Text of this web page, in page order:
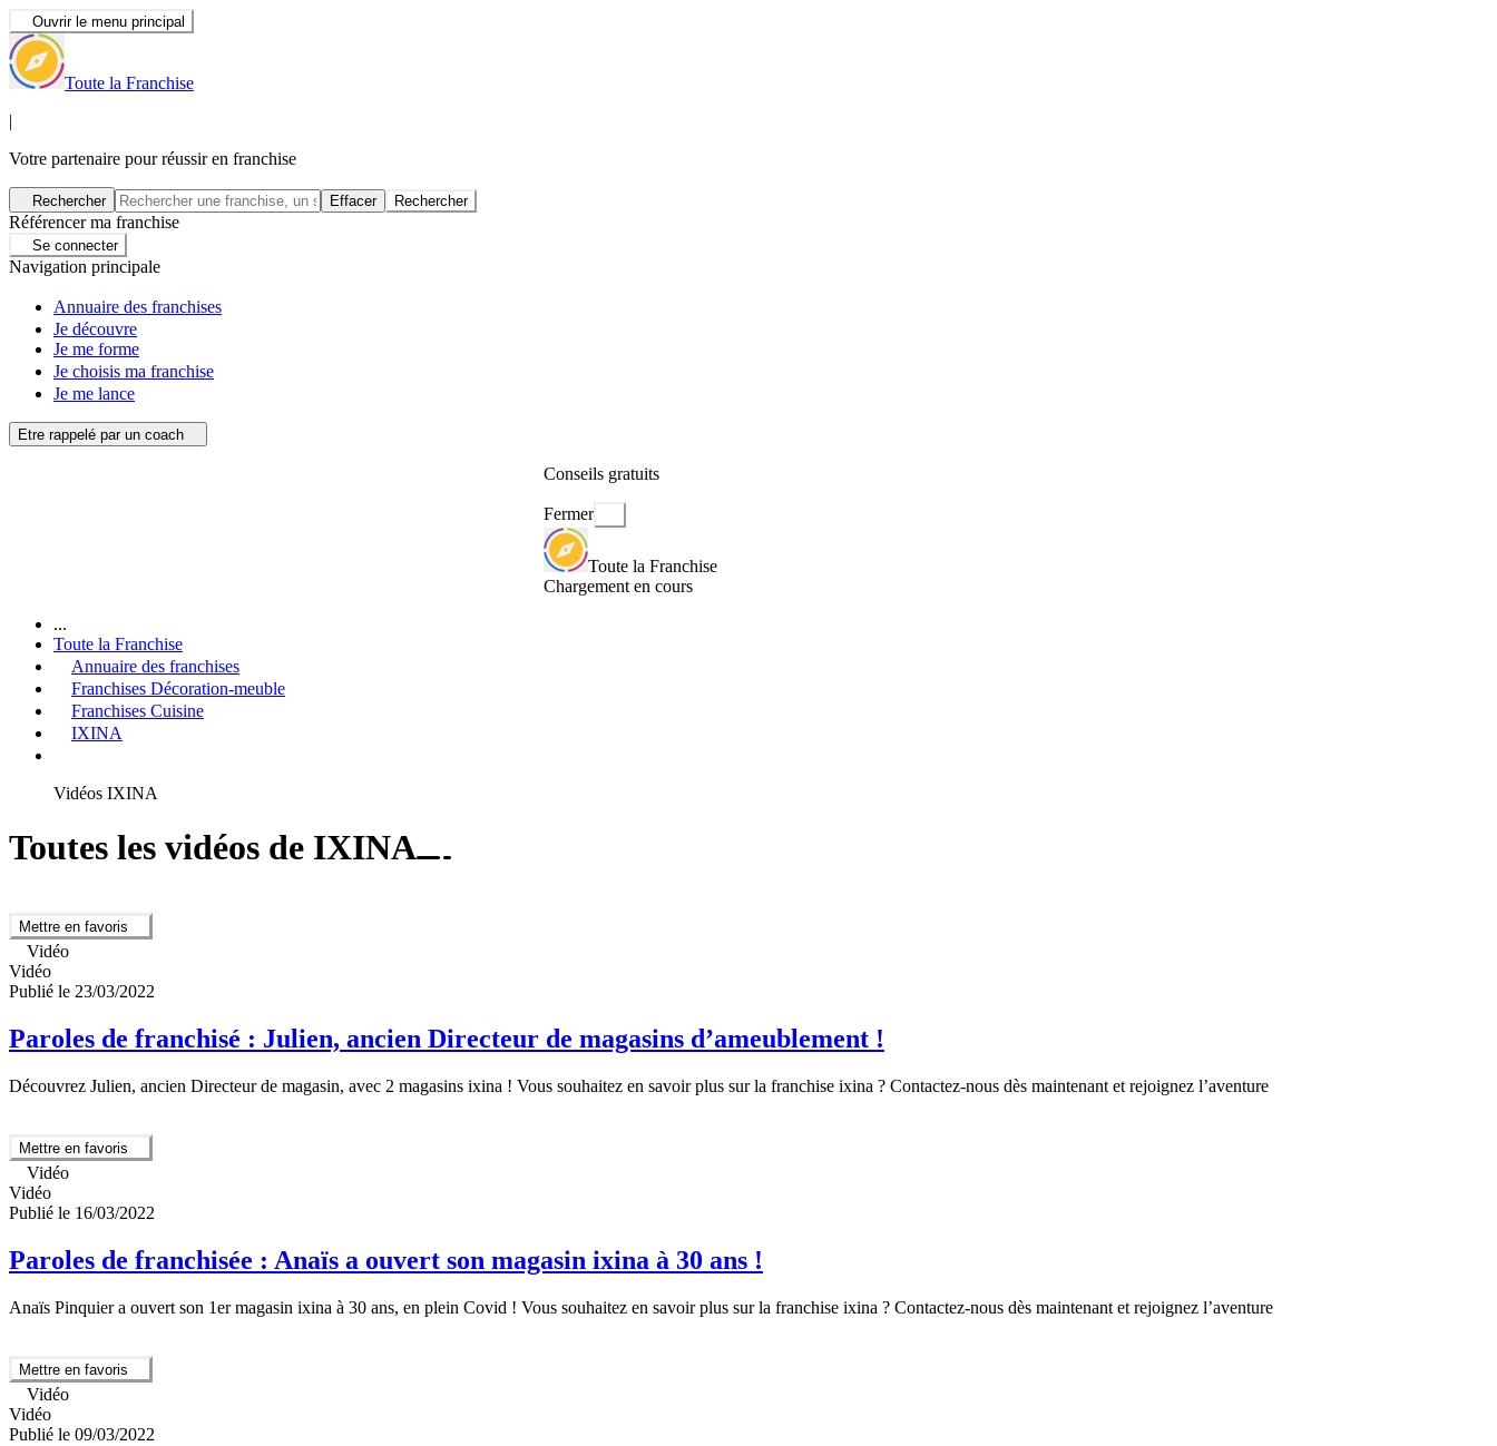
Ouvrir le menu principal
Toute la Franchise
|
Votre partenaire pour réussir en franchise
Rechercher Effacer Rechercher
Référencer ma franchise
Se connecter
Navigation principale
Annuaire des franchises
Je découvre
Je me forme
Je choisis ma franchise
Je me lance
Etre rappelé par un coach
Conseils gratuits
Fermer
Toute la Franchise
Chargement en cours
...
Toute la Franchise
Annuaire des franchises
Franchises Décoration-meuble
Franchises Cuisine
IXINA
Vidéos IXINA
Toutes les vidéos de IXINA
Mettre en favoris
Vidéo
Vidéo
Publié le 23/03/2022
Paroles de franchisé : Julien, ancien Directeur de magasins d’ameublement !
Découvrez Julien, ancien Directeur de magasin, avec 2 magasins ixina ! Vous souhaitez en savoir plus sur la franchise ixina ? Contactez-nous dès maintenant et rejoignez l’aventure
Mettre en favoris
Vidéo
Vidéo
Publié le 16/03/2022
Paroles de franchisée : Anaïs a ouvert son magasin ixina à 30 ans !
Anaïs Pinquier a ouvert son 1er magasin ixina à 30 ans, en plein Covid ! Vous souhaitez en savoir plus sur la franchise ixina ? Contactez-nous dès maintenant et rejoignez l’aventure
Mettre en favoris
Vidéo
Vidéo
Publié le 09/03/2022